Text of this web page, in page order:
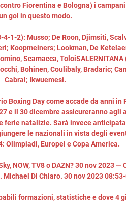
Fiorentina e Bologna) i
gol in questo modo.
1-2): Musso; De Roon, Djimsiti,
Koopmeiners; Lookman, De
Scamacca,
Bohinen, Coulibaly, Bradaric;
Cabral; Ikwuemesi.
Boxing Day come accade da anni in
e il 30 dicembre assicureranno agli
ferie natalizie. Sarà invece
le nazionali in vista degli
Olimpiadi, Europei e Copa America.
NOW, TV8 o DAZN? 30 nov 2023 —
Di Chiaro. 30 nov 2023
formazioni, statistiche e dove 4